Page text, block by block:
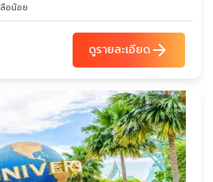
อน้อย
ดูรายละเอียดarrow_forward